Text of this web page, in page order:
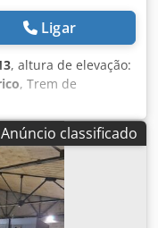
Ligar
, altura de elevação:
, Trem de
em vazio: 2.765 kg
kg Altura de
de carga: 241 x 122
geral: média
média Mais
País de produção:
com Christian
Anúncio classificado